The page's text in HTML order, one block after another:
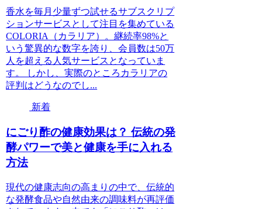
香水を毎月少量ずつ試せるサブスクリプ
ションサービスとして注目を集めている
COLORIA（カラリア）。継続率98%と
いう驚異的な数字を誇り、会員数は50万
人を超える人気サービスとなっていま
す。 しかし、実際のところカラリアの
評判はどうなのでし...
新着
にごり酢の健康効果は？ 伝統の発
酵パワーで美と健康を手に入れる
方法
現代の健康志向の高まりの中で、伝統的
な発酵食品や自然由来の調味料が再評価